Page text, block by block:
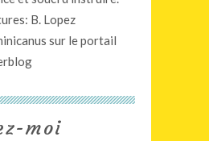
B. Lopez
sur le portail
moi